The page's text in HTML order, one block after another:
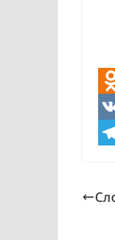
O
d
l
V
e